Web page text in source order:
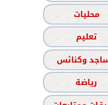
محليات
تعليم
وكنائس
رياضة